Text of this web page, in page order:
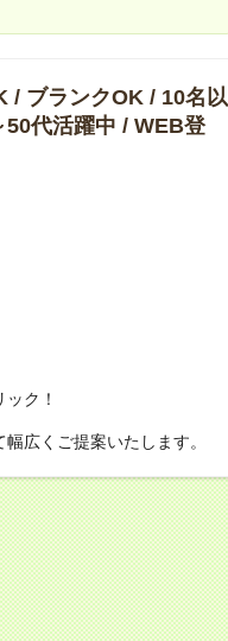
/ ブランクOK / 10名以
50代活躍中 / WEB登
ク！
広くご提案いたします。